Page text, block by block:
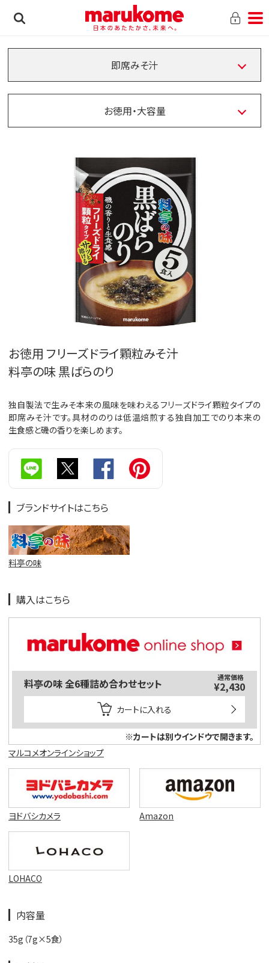
即席みそ汁
お徳用・大容量
お徳用 フリーズドライ顆粒みそ汁
料亭の味 黒ばらのり
独自製法で生みそ本来の風味を味わえるフリーズドライ顆粒タイプの
即席みそ汁です。具材ののりは低温焙煎する独自加工でのり本来の
生食感と磯の香りを楽しめます。
ブランドサイトはこちら
料亭の味
購入はこちら
料亭の味 全6種詰め合わせセット 通常価格
¥2,430
カートに入れる
※カートは別ウインドウで開きます。
マルコメオンラインショップ
ヨドバシカメラ Amazon
LOHACO
内容量
35g（7g×5食）